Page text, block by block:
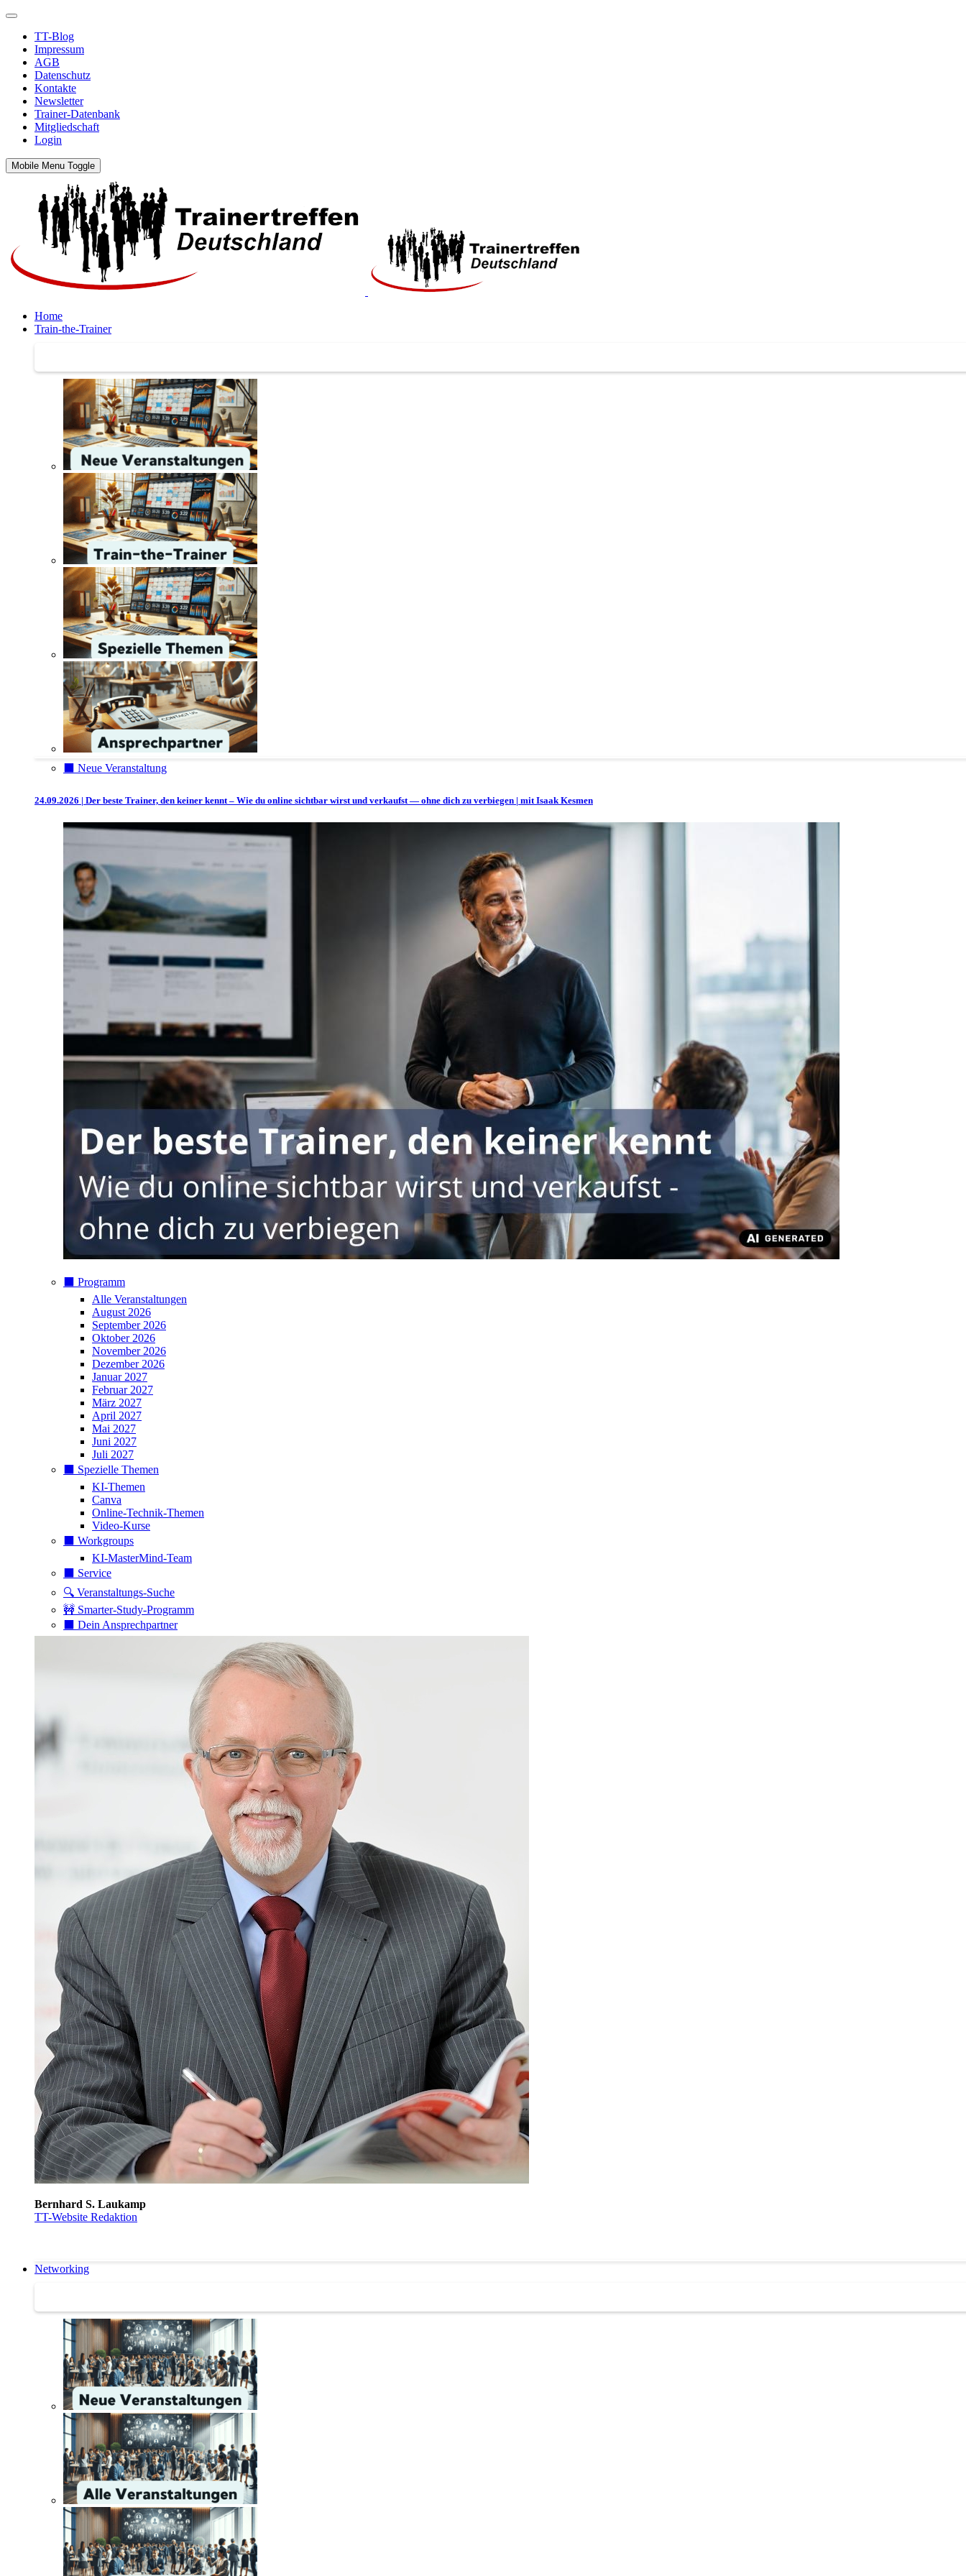
TT-Blog
Impressum
AGB
Datenschutz
Kontakte
Newsletter
Trainer-Datenbank
Mitgliedschaft
Login
Mobile Menu Toggle
Home
Train-the-Trainer
⬛️ Neue Veranstaltung
24.09.2026 | Der beste Trainer, den keiner kennt – Wie du online sichtbar wirst und verkaufst — ohne dich zu verbiegen | mit Isaak Kesmen
⬛️ Programm
Alle Veranstaltungen
August 2026
September 2026
Oktober 2026
November 2026
Dezember 2026
Januar 2027
Februar 2027
März 2027
April 2027
Mai 2027
Juni 2027
Juli 2027
⬛️ Spezielle Themen
KI-Themen
Canva
Online-Technik-Themen
Video-Kurse
⬛️ Workgroups
KI-MasterMind-Team
⬛️ Service
🔍 Veranstaltungs-Suche
🚧 Smarter-Study-Programm
⬛️ Dein Ansprechpartner
Bernhard S. Laukamp
TT-Website Redaktion
Networking